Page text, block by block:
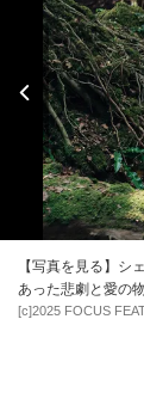
【写真を見る】シ
あった悲劇と愛の
[c]2025 FOCUS